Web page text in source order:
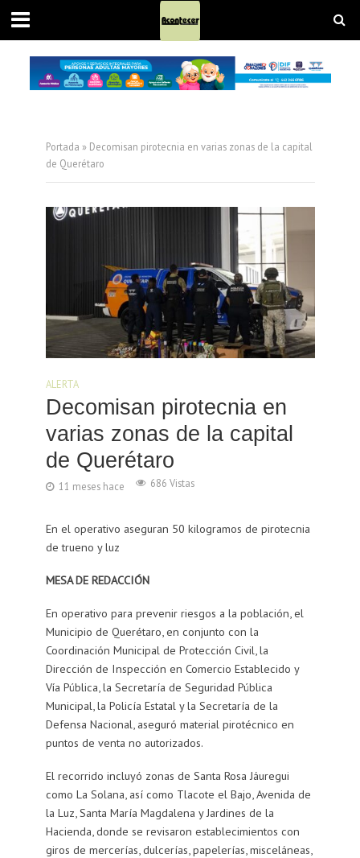
Portada » Decomisan pirotecnia en varias zonas de la capital
de Querétaro
ALERTA
Decomisan pirotecnia en
varias zonas de la capital
de Querétaro
11 meses hace 686 Vistas
En el operativo aseguran 50 kilogramos de pirotecnia
de trueno y luz
MESA DE REDACCIÓN
En operativo para prevenir riesgos a la población, el
Municipio de Querétaro, en conjunto con la
Coordinación Municipal de Protección Civil, la
Dirección de Inspección en Comercio Establecido y
Vía Pública, la Secretaría de Seguridad Pública
Municipal, la Policía Estatal y la Secretaría de la
Defensa Nacional, aseguró material pirotécnico en
puntos de venta no autorizados.
El recorrido incluyó zonas de Santa Rosa Jáuregui
como La Solana, así como Tlacote el Bajo, Avenida de
la Luz, Santa María Magdalena y Jardines de la
Hacienda, donde se revisaron establecimientos con
giros de mercerías, dulcerías, papelerías, misceláneas,